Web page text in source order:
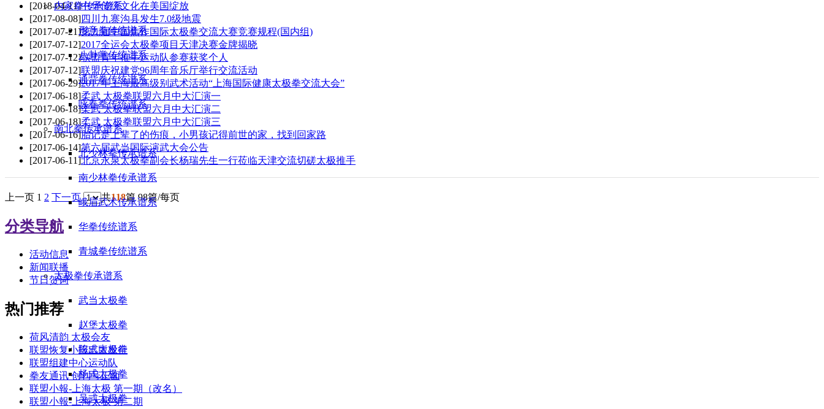
内家拳传承谱系
形意拳传统谱系
八卦掌传统谱系
通背拳传统谱系
咏春拳传统谱系
南北拳传承谱系
北少林拳传承谱系
南少林拳传承谱系
峨眉武术传承谱系
华拳传统谱系
青城拳传统谱系
太极拳传承谱系
武当太极拳
赵堡太极拳
陈式太极拳
杨式太极拳
吴式太极拳
[2018-04-11]中华传统文化在美国绽放
[2017-08-08]四川九寨沟县发生7.0级地震
[2017-07-21]第九届中国焦作国际太极拳交流大赛竞赛规程(国内组)
[2017-07-12]2017全运会太极拳项目天津决赛金牌揭晓
[2017-07-12]联盟青年推手运动队参赛获奖个人
[2017-07-12]联盟庆祝建党96周年音乐厅举行交流活动
[2017-06-29]2017年上海最高级别武术活动“上海国际健康太极拳交流大会”
[2017-06-18]柔武 太极拳联盟六月中大汇演一
[2017-06-18]柔武 太极拳联盟六月中大汇演二
[2017-06-18]柔武 太极拳联盟六月中大汇演三
[2017-06-16]胎记是上辈了的伤痕，小男孩记得前世的家，找到回家路
[2017-06-14]第六届武当国际演武大会公告
[2017-06-11]北京永泉太极拳副会长杨瑞先生一行莅临天津交流切磋太极推手
上一页 1 2 下一页 共118篇 98篇/每页
分类导航
活动信息
新闻联播
节日贺词
热门推荐
荷风清韵 太极会友
联盟恢复小报出版发行
联盟组建中心运动队
拳友通讯 创刊号正面
联盟小報-上海太极 第一期（改名）
联盟小報-上海太极 第二期